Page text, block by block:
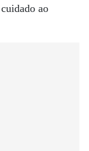
ao